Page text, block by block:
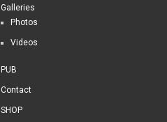
Galleries
Photos
Videos
PUB
Contact
SHOP